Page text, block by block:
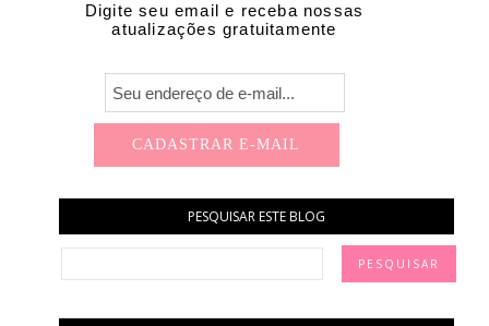
Digite seu email e receba nossas
atualizações gratuitamente
PESQUISAR ESTE BLOG